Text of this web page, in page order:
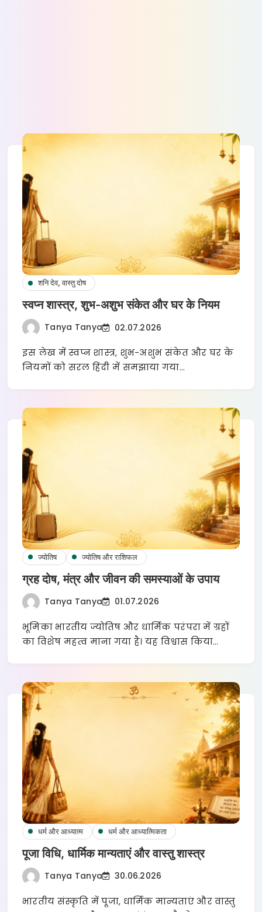
शनि देव, वास्तु दोष
स्वप्न शास्त्र, शुभ-अशुभ संकेत और घर के नियम
Tanya Tanya 02.07.2026
इस लेख में स्वप्न शास्त्र, शुभ-अशुभ संकेत और घर के
नियमों को सरल हिंदी में समझाया गया…
ज्योतिष ज्योतिष और राशिफल
ग्रह दोष, मंत्र और जीवन की समस्याओं के उपाय
Tanya Tanya 01.07.2026
भूमिका भारतीय ज्योतिष और धार्मिक परंपरा में ग्रहों
का विशेष महत्व माना गया है। यह विश्वास किया…
धर्म और आध्यात्म धर्म और आध्यात्मिकता
पूजा विधि, धार्मिक मान्यताएं और वास्तु शास्त्र
Tanya Tanya 30.06.2026
भारतीय संस्कृति में पूजा, धार्मिक मान्यताएं और वास्तु